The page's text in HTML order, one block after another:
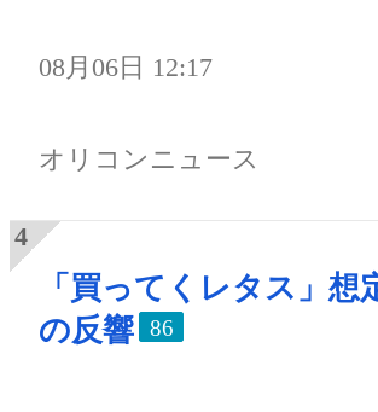
08月06日 12:17
オリコンニュース
「買ってくレタス」想
の反響
86